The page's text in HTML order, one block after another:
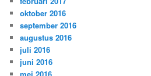
oktober 2016
september 2016
augustus 2016
juli 2016
juni 2016
mei 2016